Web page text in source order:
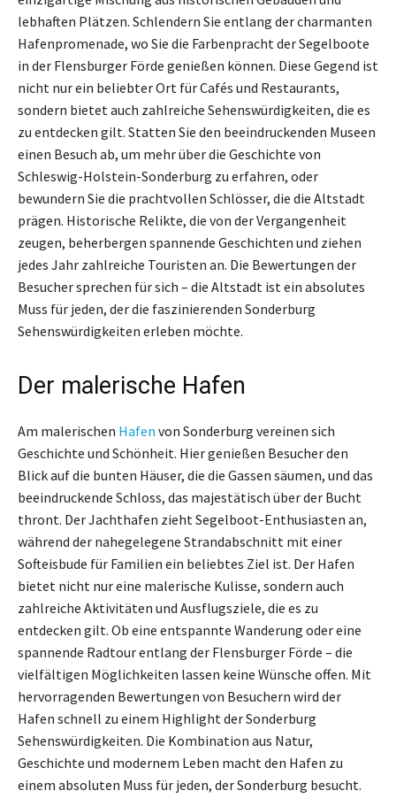
lebhaften Plätzen. Schlendern Sie entlang der charmanten
Hafenpromenade, wo Sie die Farbenpracht der Segelboote
in der Flensburger Förde genießen können. Diese Gegend ist
nicht nur ein beliebter Ort für Cafés und Restaurants,
sondern bietet auch zahlreiche Sehenswürdigkeiten, die es
zu entdecken gilt. Statten Sie den beeindruckenden Museen
einen Besuch ab, um mehr über die Geschichte von
Schleswig-Holstein-Sonderburg zu erfahren, oder
bewundern Sie die prachtvollen Schlösser, die die Altstadt
prägen. Historische Relikte, die von der Vergangenheit
zeugen, beherbergen spannende Geschichten und ziehen
jedes Jahr zahlreiche Touristen an. Die Bewertungen der
Besucher sprechen für sich – die Altstadt ist ein absolutes
Muss für jeden, der die faszinierenden Sonderburg
Sehenswürdigkeiten erleben möchte.
Der malerische Hafen
Am malerischen Hafen von Sonderburg vereinen sich
Geschichte und Schönheit. Hier genießen Besucher den
Blick auf die bunten Häuser, die die Gassen säumen, und das
beeindruckende Schloss, das majestätisch über der Bucht
thront. Der Jachthafen zieht Segelboot-Enthusiasten an,
während der nahegelegene Strandabschnitt mit einer
Softeisbude für Familien ein beliebtes Ziel ist. Der Hafen
bietet nicht nur eine malerische Kulisse, sondern auch
zahlreiche Aktivitäten und Ausflugsziele, die es zu
entdecken gilt. Ob eine entspannte Wanderung oder eine
spannende Radtour entlang der Flensburger Förde – die
vielfältigen Möglichkeiten lassen keine Wünsche offen. Mit
hervorragenden Bewertungen von Besuchern wird der
Hafen schnell zu einem Highlight der Sonderburg
Sehenswürdigkeiten. Die Kombination aus Natur,
Geschichte und modernem Leben macht den Hafen zu
einem absoluten Muss für jeden, der Sonderburg besucht.